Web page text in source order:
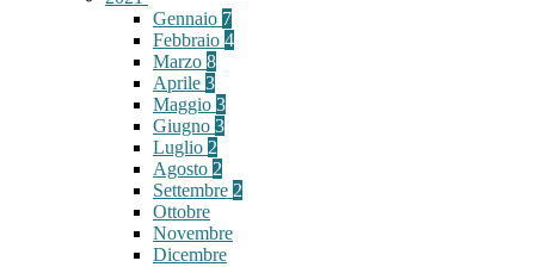
Gennaio 7
Febbraio 4
Marzo 8
Aprile 3
Maggio 3
Giugno 3
Luglio 2
Agosto 2
Settembre 2
Ottobre
Novembre
Dicembre